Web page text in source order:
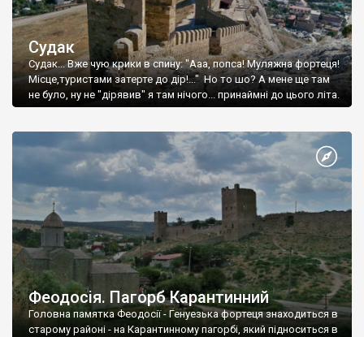
Судак
Судак... Вже чую крики в спину: "Ааа, попса! Муляжна фортеця!
Місце,туристами затерте до дір!..." Но то шо? А мене ще там
не було, ну не "дірявив" я там нічого... принаймні до цього літа.
Феодосія. Пагорб Карантинний
Головна памятка Феодосії - Генуезька фортеця знаходиться в
старому районі - на Карантинному пагорбі, який підноситься в